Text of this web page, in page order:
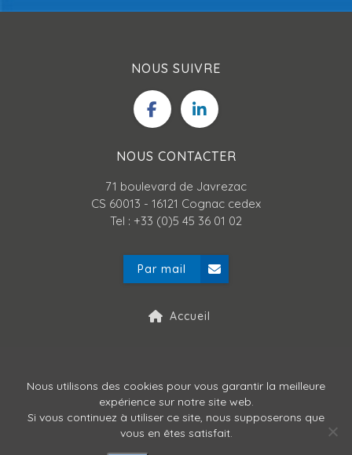
NOUS SUIVRE
NOUS CONTACTER
71 boulevard de Javrezac
CS 60013 - 16121 Cognac cedex
Tel : +33 (0)5 45 36 01 02
Par mail
Accueil
Politique de confidentialité
Nous utilisons des cookies pour vous garantir la meilleure
expérience sur notre site web.
Si vous continuez à utiliser ce site, nous supposerons que
vous en êtes satisfait.